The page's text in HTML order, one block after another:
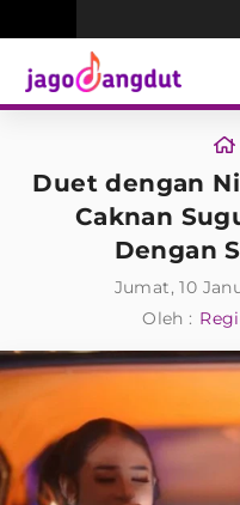
Duet dengan
Caknan
Dengan
Jumat, 10
Oleh :